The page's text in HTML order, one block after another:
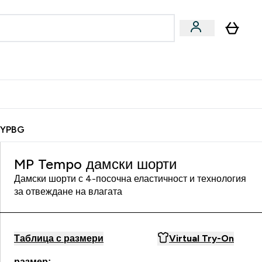
MP Tempo дамски шорти
Дамски шорти с 4-посочна еластичност и технология
за отвеждане на влагата
Таблица с размери Virtual Try-On